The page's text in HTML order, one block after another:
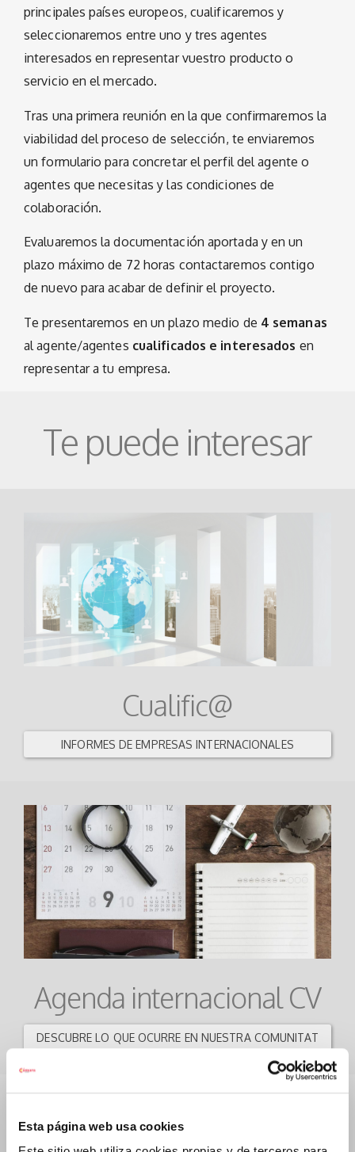
Esta página web usa cookies
principales países europeos, cualificaremos y
seleccionaremos entre uno y tres agentes
interesados en representar vuestro producto o
servicio en el mercado.
Tras una primera reunión en la que confirmaremos la
viabilidad del proceso de selección, te enviaremos
un formulario para concretar el perfil del agente o
agentes que necesitas y las condiciones de
colaboración.
Evaluaremos la documentación aportada y en un
plazo máximo de 72 horas contactaremos contigo
de nuevo para acabar de definir el proyecto.
Te presentaremos en un plazo medio de 4 semanas
al agente/agentes cualificados e interesados en
representar a tu empresa.
Te puede interesar
Cualific@
INFORMES DE EMPRESAS INTERNACIONALES
Agenda internacional CV
DESCUBRE LO QUE OCURRE EN NUESTRA COMUNITAT